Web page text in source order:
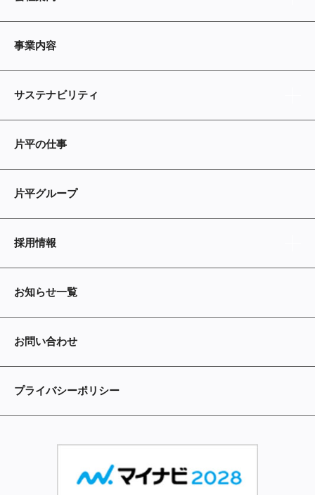
事業内容
サステナビリティ
片平の仕事
片平グループ
採用情報
お知らせ一覧
お問い合わせ
プライバシーポリシー